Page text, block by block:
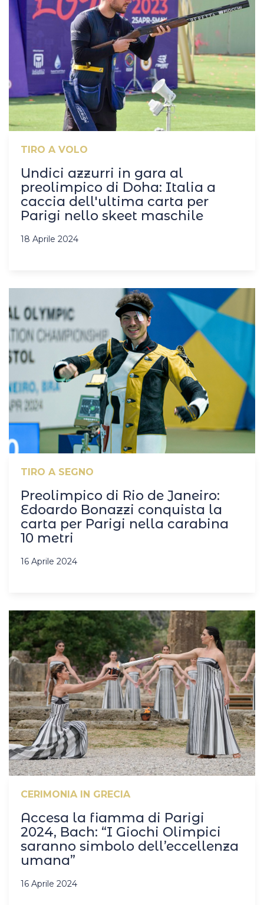
TIRO A VOLO
Undici azzurri in gara al
preolimpico di Doha: Italia a
caccia dell'ultima carta per
Parigi nello skeet maschile
18 Aprile 2024
TIRO A SEGNO
Preolimpico di Rio de Janeiro:
Edoardo Bonazzi conquista la
carta per Parigi nella carabina
10 metri
16 Aprile 2024
CERIMONIA IN GRECIA
Accesa la fiamma di Parigi
2024, Bach: “I Giochi Olimpici
saranno simbolo dell’eccellenza
umana”
16 Aprile 2024